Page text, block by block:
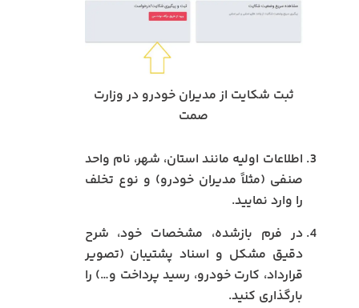
ثبت شکایت از مدیران خودرو در وزارت
صمت
اطلاعات اولیه مانند استان، شهر، نام واحد
صنفی (مثلاً مدیران خودرو) و نوع تخلف
را وارد نمایید.
در فرم بازشده، مشخصات خود، شرح
دقیق مشکل و اسناد پشتیبان (تصویر
قرارداد، کارت خودرو، رسید پرداخت و…) را
بارگذاری کنید.